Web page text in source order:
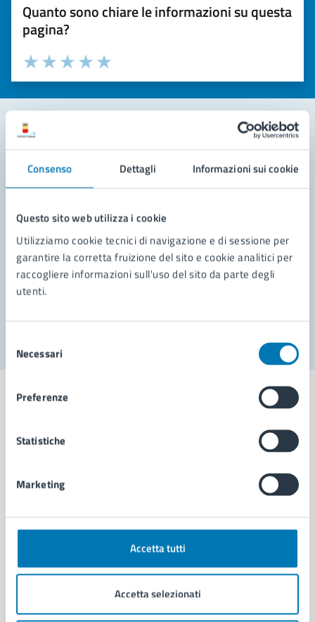
Consenso Dettagli Informazioni sui cookie
Questo sito web utilizza i cookie
Utilizziamo cookie tecnici di navigazione e di sessione per
garantire la corretta fruizione del sito e cookie analitici per
raccogliere informazioni sull'uso del sito da parte degli
utenti.
delNecessari
Preferenze
Statistiche
Marketing
Accetta tutti
Accetta selezionati
Quanto sono chiare le informazioni su questa
pagina?
Valuta la chiarezza delle informazioni (da 1 a 5 stelle)
Seleziona il numero di stelle per valutare la chiarezza delle
Valuta 5 stelle su 5
Valuta 4 stelle su 5
Valuta 3 stelle su 5
Valuta 2 stelle su 5
Valuta 1 stelle su 5
Leggi le domande frequenti
Richiedi assistenza
Prenota appuntamento
Problemi in città
Comune di Napoli
AMMINISTRAZIONE
Organi di governo
Enti e fondazioni
Personale amministrativo